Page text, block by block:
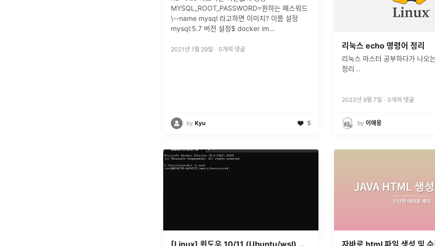
MYSQL_ROOT_PASSWORD=원하는 패스워드
\--name mysql 라고하면 이미지? 이름 설정
mysql:5.7 버전 설정$ docker im...
2021년 1월 29일 · 0개의 댓글
by Kyu 5
리눅스 echo 명령어 정리
리눅스 마스터 공부하다가 나오
정리 ..
2023년 9월 7일 · 0개의 댓글
by 이애옹